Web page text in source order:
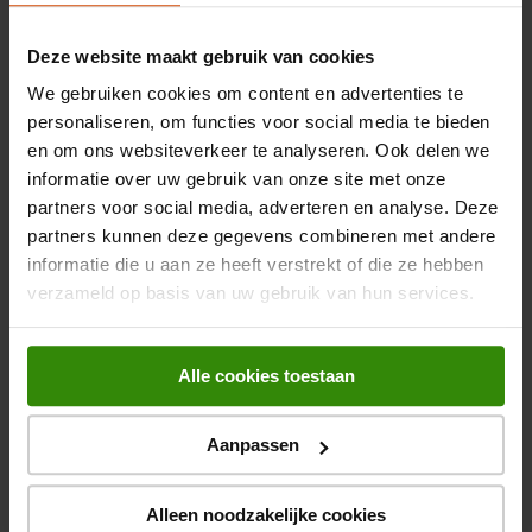
Deze website maakt gebruik van cookies
We gebruiken cookies om content en advertenties te
personaliseren, om functies voor social media te bieden
en om ons websiteverkeer te analyseren. Ook delen we
informatie over uw gebruik van onze site met onze
partners voor social media, adverteren en analyse. Deze
partners kunnen deze gegevens combineren met andere
informatie die u aan ze heeft verstrekt of die ze hebben
verzameld op basis van uw gebruik van hun services.
Alle cookies toestaan
Aanpassen
Alleen noodzakelijke cookies
Robert en Annelies zijn op bezoek bij Vogels en laten je in
deze video stap voor stap zien hoe je een televisie ophangt
met een beugel.
Aanvullende informatie - Vogels TVM 5855
VESA maximum 600 x 400 mm
Kabelgeleider
Inclusief schroeven
Gewicht en omvang
Hoogte
Breedte 66 cm
875 mm
Diepte verpakking 480 mm
OVERZICHT VAN SCORES
Selecteer hieronder een rij om beoordelingen te filteren.
0 sterrensterren
0
0
0 sterren sterren
0
0
0 sterren
0
0 sterren
0
0.0 0 beoordelingen
Bijpassende accessoires